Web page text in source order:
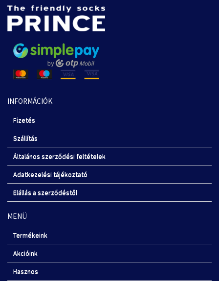
INFORMÁCIÓK
Fizetés
Szállítás
Általános szerződési feltételek
Adatkezelési tájékoztató
Elállás a szerződéstől
MENÜ
Termékeink
Akcióink
Hasznos